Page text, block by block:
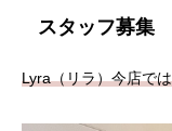
スタッフ募集
Lyra（リラ）今店で